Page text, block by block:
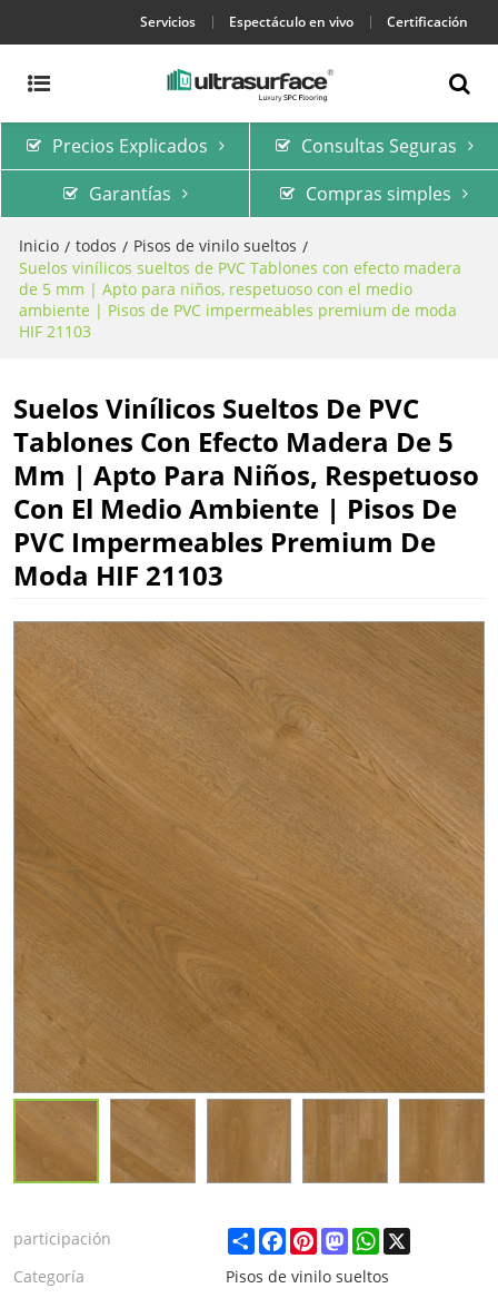
Servicios Espectáculo en vivo Certificación
Precios Explicados
Consultas Seguras
Garantías
Compras simples
Inicio / todos / Pisos de vinilo sueltos /
Suelos vinílicos sueltos de PVC Tablones con efecto madera
de 5 mm | Apto para niños, respetuoso con el medio
ambiente | Pisos de PVC impermeables premium de moda
HIF 21103
Suelos Vinílicos Sueltos De PVC
Tablones Con Efecto Madera De 5
Mm | Apto Para Niños, Respetuoso
Con El Medio Ambiente | Pisos De
PVC Impermeables Premium De
Moda HIF 21103
participación ShareFacebook
PinterestMastodonWhatsApp
X
Categoría
Pisos de vinilo sueltos